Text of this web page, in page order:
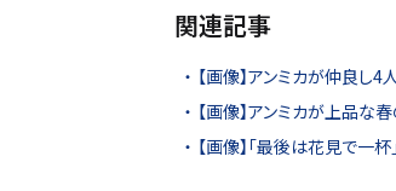
関連記事
【画像】アンミカが仲良し4
【画像】アンミカが上品な
【画像】「最後は花見で一